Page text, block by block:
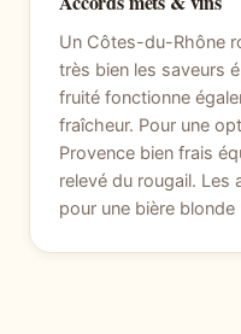
Un Côtes-du-Rhône
très bien les saveurs
fruité fonctionne
fraîcheur. Pour une
Provence bien frais
relevé du rougail. Les
pour une bière blonde